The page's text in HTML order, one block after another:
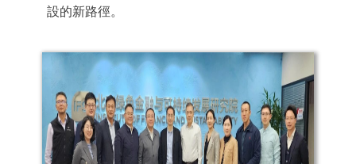
設的新路徑。